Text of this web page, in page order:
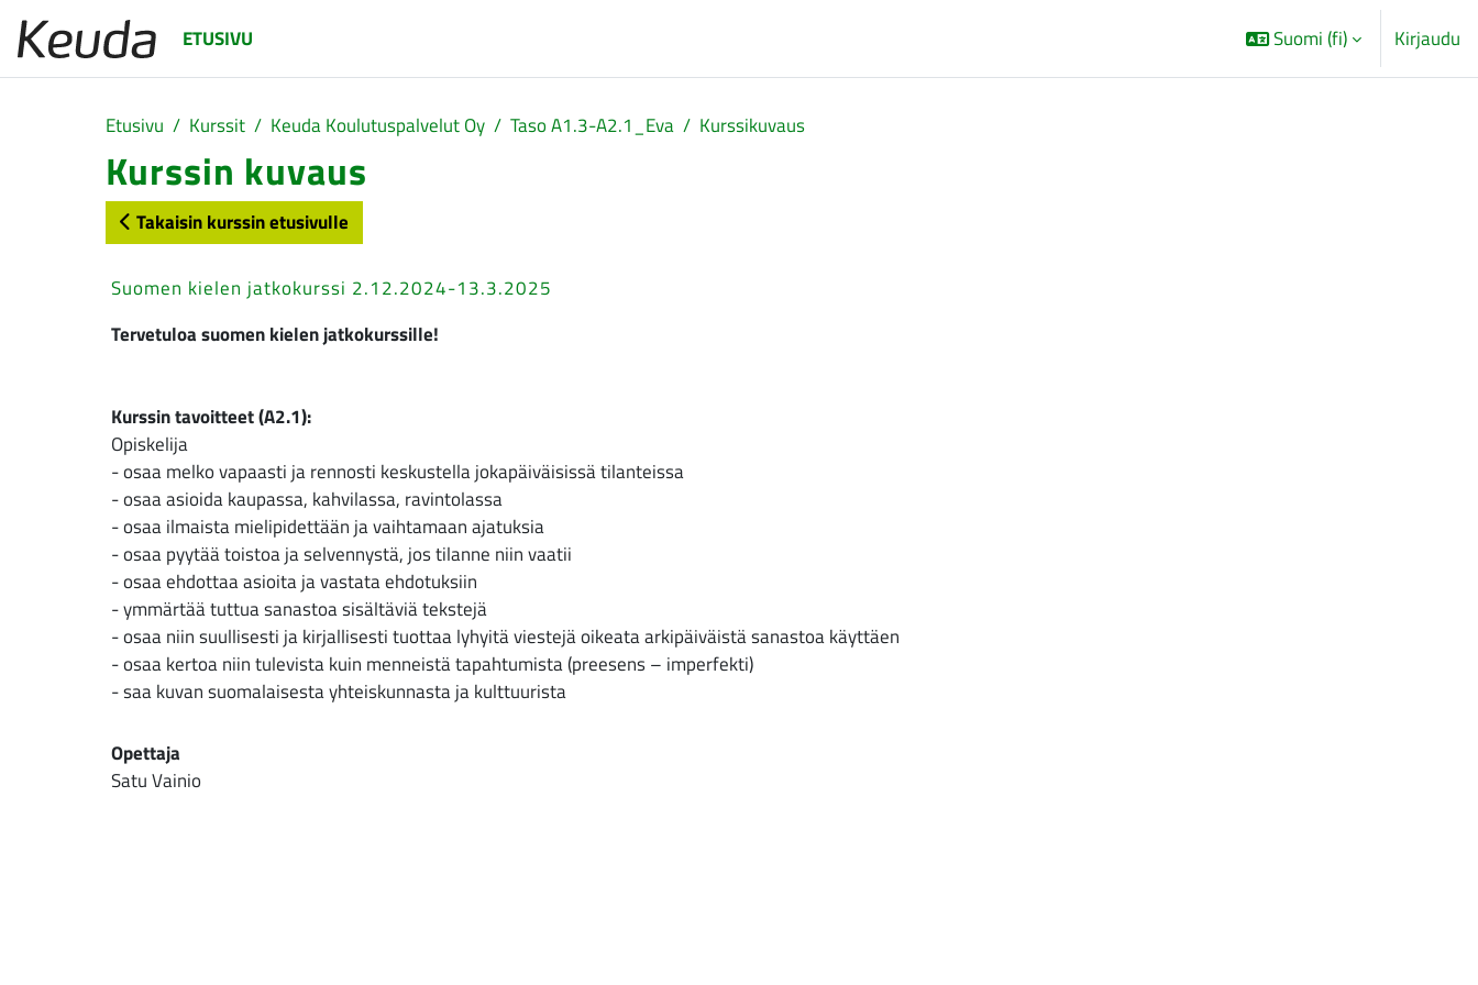
ETUSIVU
Suomi ‎(fi)‎ Kirjaudu
Etusivu Kurssit Keuda Koulutuspalvelut Oy Taso A1.3-A2.1_Eva Kurssikuvaus
Kurssin kuvaus
Takaisin kurssin etusivulle
Suomen kielen jatkokurssi 2.12.2024-13.3.2025
Tervetuloa suomen kielen jatkokurssille!
Kurssin tavoitteet (A2.1):
Opiskelija
- osaa melko vapaasti ja rennosti keskustella jokapäiväisissä tilanteissa
- osaa asioida kaupassa, kahvilassa, ravintolassa
- osaa ilmaista mielipidettään ja vaihtamaan ajatuksia
- osaa pyytää toistoa ja selvennystä, jos tilanne niin vaatii
- osaa ehdottaa asioita ja vastata ehdotuksiin
- ymmärtää tuttua sanastoa sisältäviä tekstejä
- osaa niin suullisesti ja kirjallisesti tuottaa lyhyitä viestejä oikeata arkipäiväistä sanastoa käyttäen
- osaa kertoa niin tulevista kuin menneistä tapahtumista (preesens – imperfekti)
- saa kuvan suomalaisesta yhteiskunnasta ja kulttuurista
Opettaja
Satu Vainio